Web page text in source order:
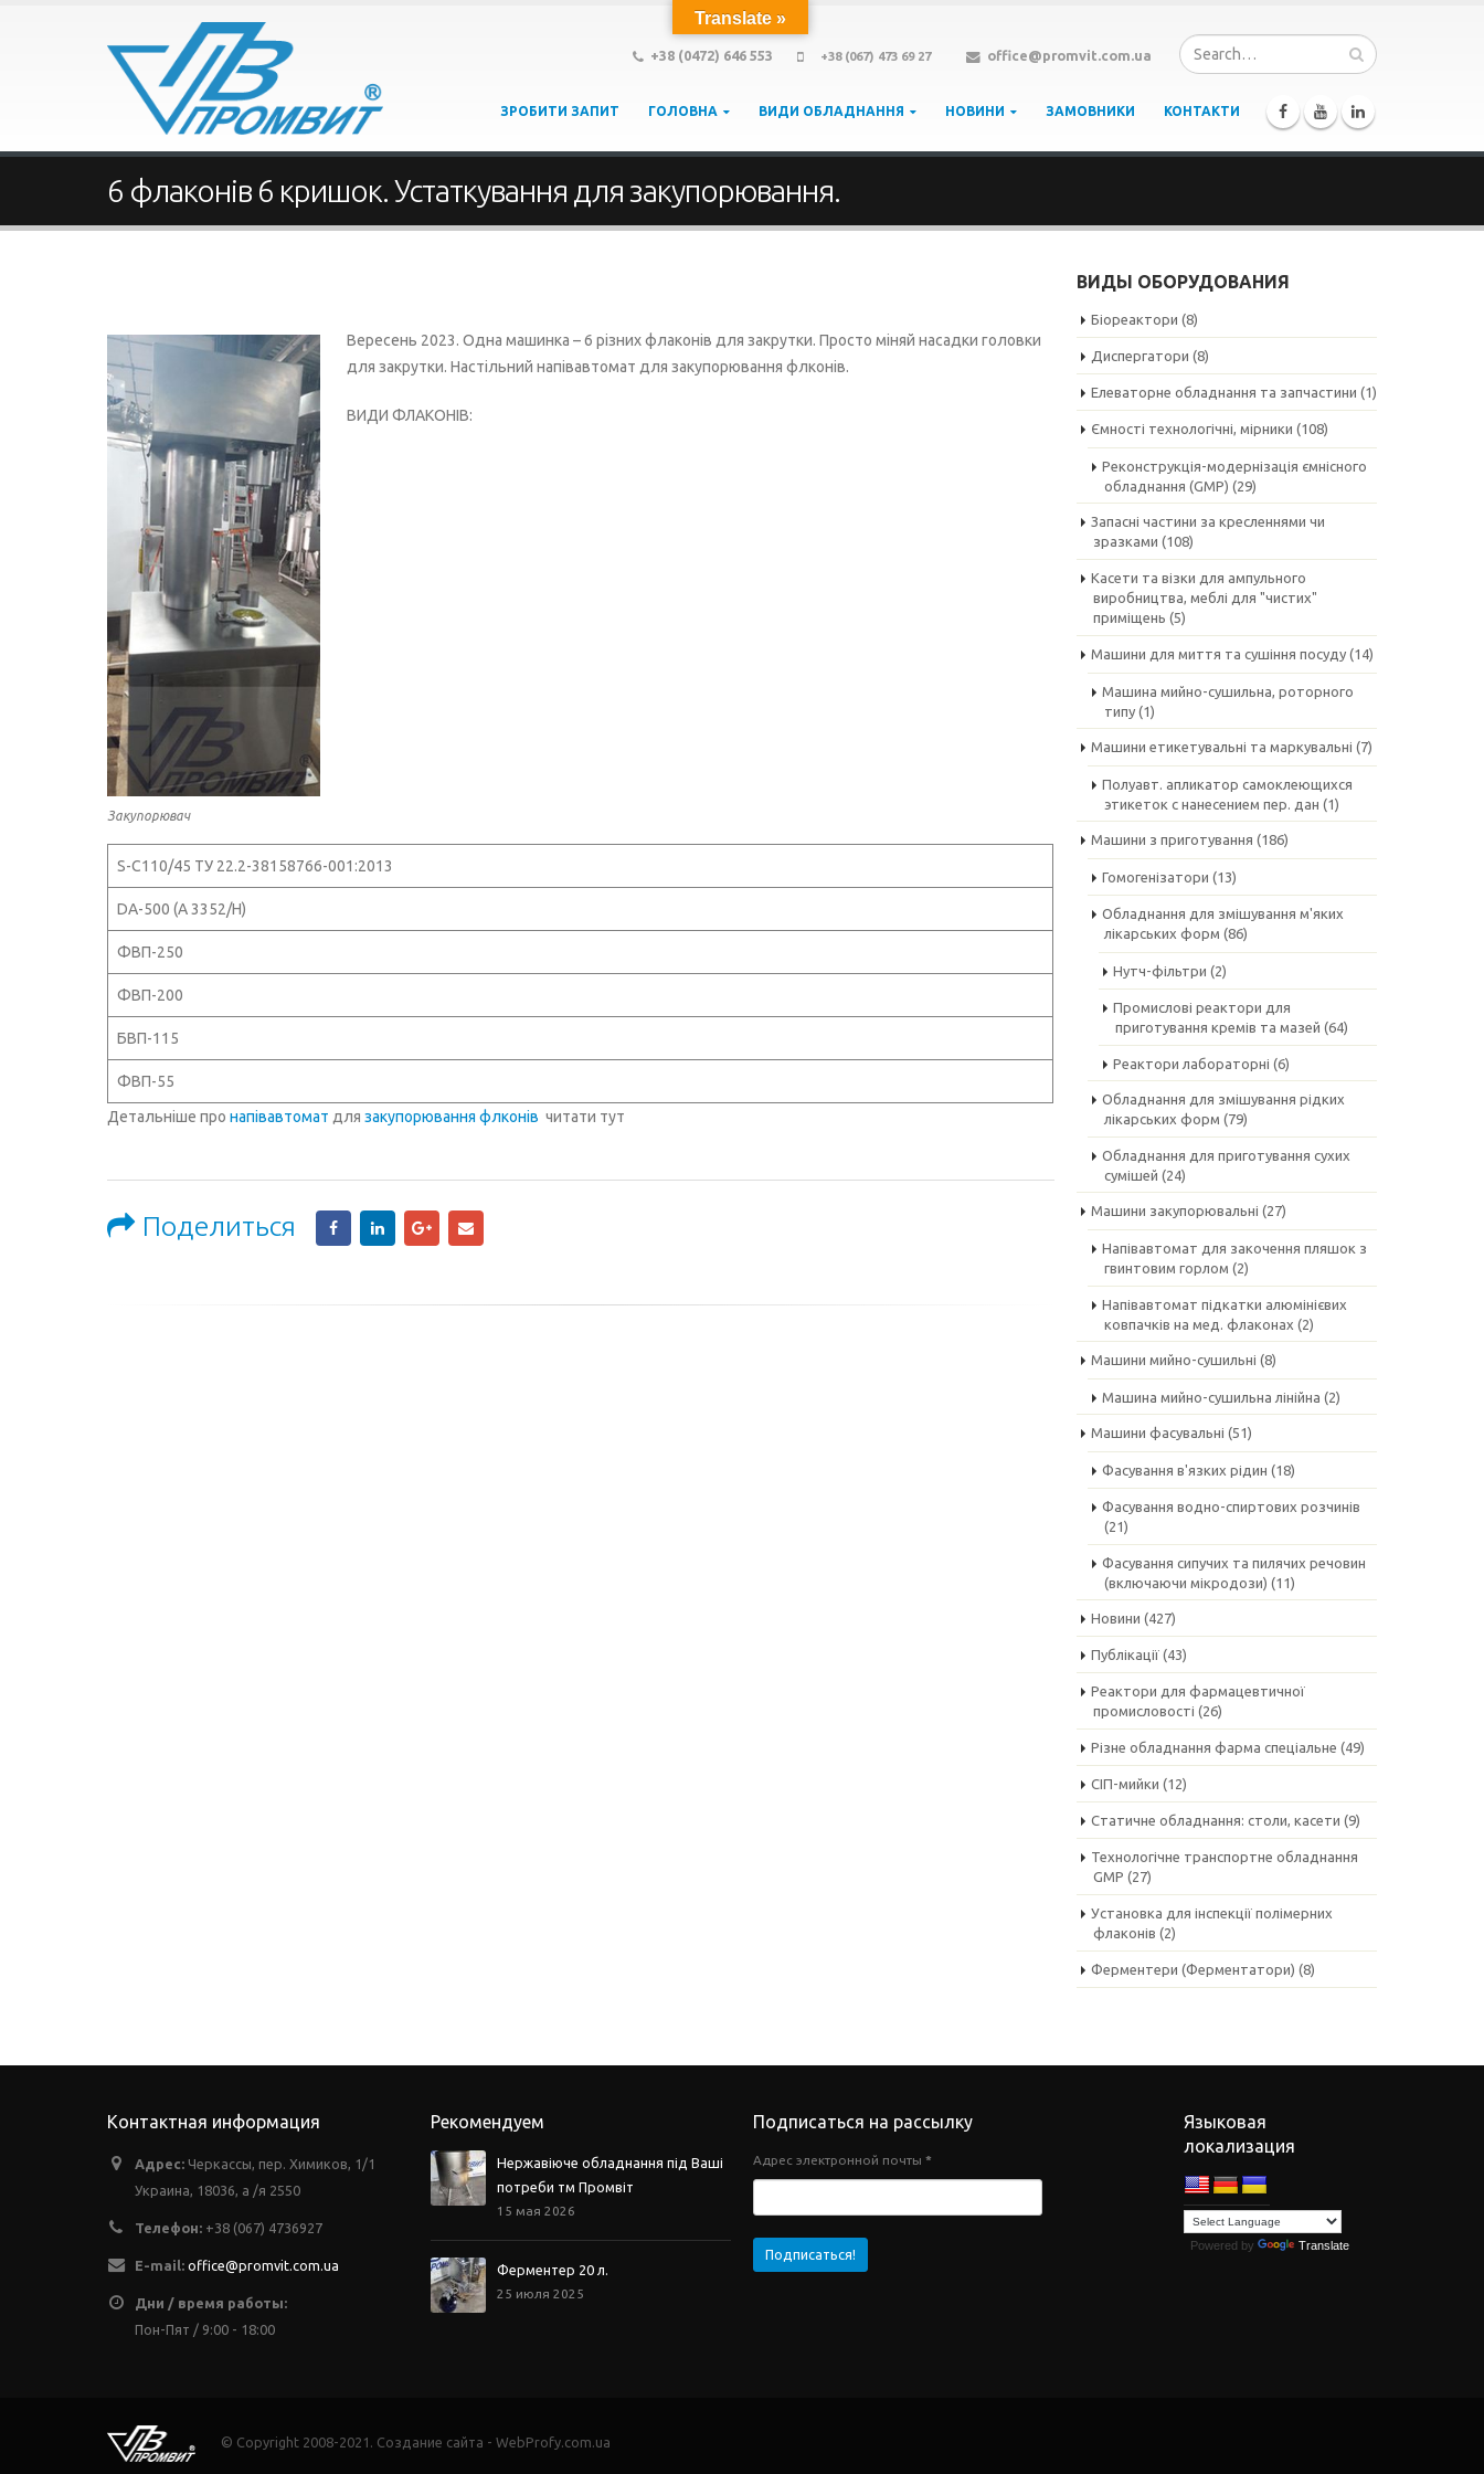
+38 (0472) 646 553 +38 (067) 473 69 27 office@promvit.com.ua
ЗРОБИТИ ЗАПИТ ГОЛОВНА ВИДИ ОБЛАДНАННЯ НОВИНИ ЗАМОВНИКИ КОНТАКТИ
6 флаконів 6 кришок. Устаткування для закупорювання.
Закупорювач
Вересень 2023. Одна машинка – 6 різних флаконів для закрутки. Просто міняй насадки головки
для закрутки. Настільний напівавтомат для закупорювання флконів.
ВИДИ ФЛАКОНІВ:
S-C110/45 ТУ 22.2-38158766-001:2013
DA-500 (А 3352/Н)
ФВП-250
ФВП-200
БВП-115
ФВП-55
Детальніше про напівавтомат для закупорювання флконів читати тут
Поделиться
ВИДЫ ОБОРУДОВАНИЯ
Біореактори (8)
Диспергатори (8)
Елеваторне обладнання та запчастини (1)
Ємності технологічні, мірники (108)
Реконструкція-модернізація ємнісного
обладнання (GMP) (29)
Запасні частини за кресленнями чи
зразками (108)
Касети та візки для ампульного
виробництва, меблі для "чистих"
приміщень (5)
Машини для миття та сушіння посуду(14)
Машина мийно-сушильна, роторного
типу(1)
Машини етикетувальні та маркувальні (7)
Полуавт. апликатор самоклеющихся
этикеток с нанесением пер. дан (1)
Машини з приготування (186)
Гомогенізатори (13)
Обладнання для змішування м'яких
лікарських форм (86)
Нутч-фільтри (2)
Промислові реактори для
приготування кремів та мазей (64)
Реактори лабораторні (6)
Обладнання для змішування рідких
лікарських форм (79)
Обладнання для приготування сухих
сумішей (24)
Машини закупорювальні (27)
Напівавтомат для закочення пляшок з
гвинтовим горлом (2)
Напівавтомат підкатки алюмінієвих
ковпачків на мед. флаконах (2)
Машини мийно-сушильні (8)
Машина мийно-сушильна лінійна (2)
Машини фасувальні (51)
Фасування в'язких рідин (18)
Фасування водно-спиртових розчинів
(21)
Фасування сипучих та пилячих речовин
(включаючи мікродози) (11)
Новини (427)
Публікації(43)
Реактори для фармацевтичної
промисловості (26)
Різне обладнання фарма спеціальне (49)
СІП-мийки (12)
Статичне обладнання: столи, касети (9)
Технологічне транспортне обладнання
GMP (27)
Установка для інспекції полімерних
флаконів (2)
Ферментери (Ферментатори) (8)
Контактная информация
Адрес: Черкассы, пер. Химиков, 1/1
Украина, 18036, а /я 2550
Телефон: +38 (067) 4736927
E-mail: office@promvit.com.ua
Дни / время работы:
Пон-Пят / 9:00 - 18:00
Рекомендуем
Нержавіюче обладнання під Ваші
потреби тм Промвіт
15 мая 2026
Ферментер 20 л.
25 июля 2025
Подписаться на рассылку
Адрес электронной почты *
Языковая
локализация
Powered by Translate
© Copyright 2008-2021. Создание сайта - WebProfy.com.ua
Translate »